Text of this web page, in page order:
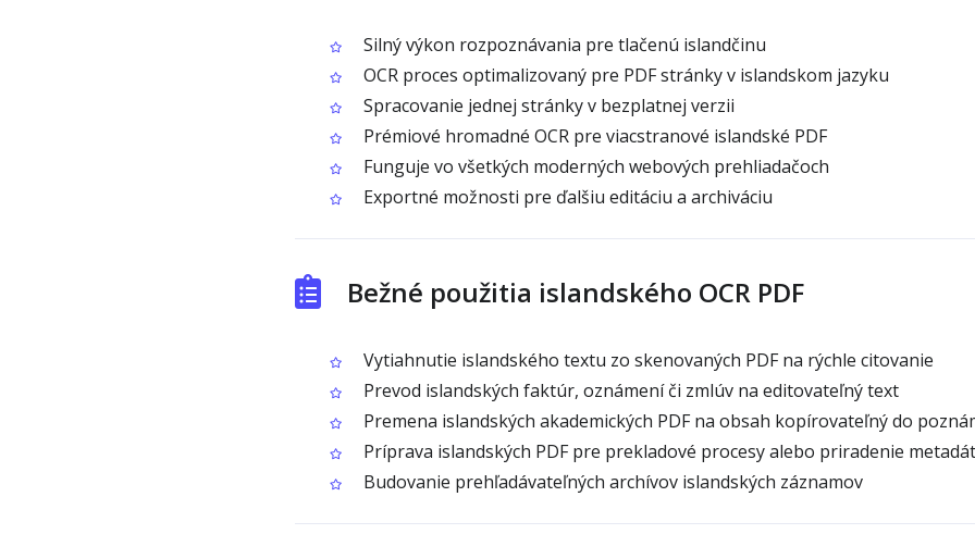
Silný výkon rozpoznávania pre tlačenú islandčinu
OCR proces optimalizovaný pre PDF stránky v islandskom jazyku
Spracovanie jednej stránky v bezplatnej verzii
Prémiové hromadné OCR pre viacstranové islandské PDF
Funguje vo všetkých moderných webových prehliadačoch
Exportné možnosti pre ďalšiu editáciu a archiváciu
Bežné použitia islandského OCR PDF
Vytiahnutie islandského textu zo skenovaných PDF na rýchle citovanie
Prevod islandských faktúr, oznámení či zmlúv na editovateľný text
Premena islandských akademických PDF na obsah kopírovateľný do
Príprava islandských PDF pre prekladové procesy alebo priradenie metadát
Budovanie prehľadávateľných archívov islandských záznamov